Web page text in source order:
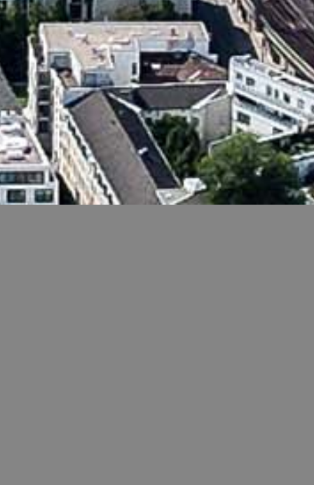
Kundgebung zum
internationalen Tag
politischer Gefangener
Berlin, 18.03.2023
Kundgebung im Gedenken
an die Deportation
der Krimtataren
Berlin, 18.05.2024